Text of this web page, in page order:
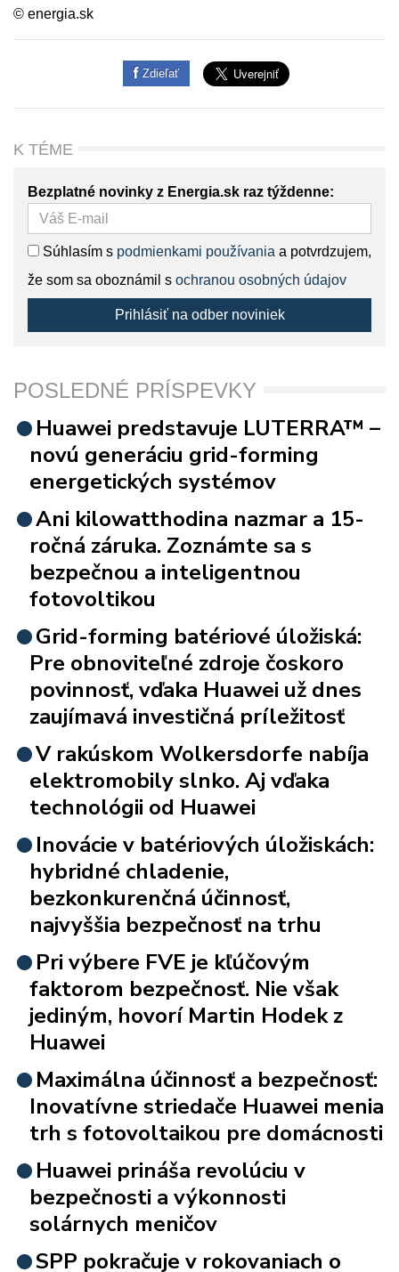
© energia.sk
Zdieľať
K TÉME
Bezplatné novinky z Energia.sk raz týždenne:
Súhlasím s podmienkami používania a potvrdzujem,
že som sa oboznámil s ochranou osobných údajov
Prihlásiť na odber noviniek
POSLEDNÉ PRÍSPEVKY
Huawei predstavuje LUTERRA™ –
novú generáciu grid-forming
energetických systémov
Ani kilowatthodina nazmar a 15-
ročná záruka. Zoznámte sa s
bezpečnou a inteligentnou
fotovoltikou
Grid-forming batériové úložiská:
Pre obnoviteľné zdroje čoskoro
povinnosť, vďaka Huawei už dnes
zaujímavá investičná príležitosť
V rakúskom Wolkersdorfe nabíja
elektromobily slnko. Aj vďaka
technológii od Huawei
Inovácie v batériových úložiskách:
hybridné chladenie,
bezkonkurenčná účinnosť,
najvyššia bezpečnosť na trhu
Pri výbere FVE je kľúčovým
faktorom bezpečnosť. Nie však
jediným, hovorí Martin Hodek z
Huawei
Maximálna účinnosť a bezpečnosť:
Inovatívne striedače Huawei menia
trh s fotovoltaikou pre domácnosti
Huawei prináša revolúciu v
bezpečnosti a výkonnosti
solárnych meničov
SPP pokračuje v rokovaniach o